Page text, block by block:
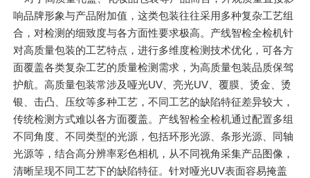
响品牌形象与产品附加值，这类包装往往采用多种复杂工艺组
合，对检测的细致度与各方面性要求极高。产线智检全检机针
对高质量包装的工艺特点，进行多维度检测技术优化，可各方
面覆盖各类复杂工艺的质量检测需求，为高质量包装品质保驾
护航。高质量包装常涉及哑光UV、亮光UV、覆膜、烫金、烫
银、击凸、压纹等多种工艺，不同工艺的缺陷特征差异较大，
传统检测方式难以各方面覆盖。产线智检全检机通过配置多组
不同角度、不同类型的光源，包括环形光源、条形光源、同轴
光源等，结合高分辨率彩色相机，从不同视角采集产品图像，
清晰呈现不同工艺下的缺陷特征。针对哑光UV表面容易掩盖